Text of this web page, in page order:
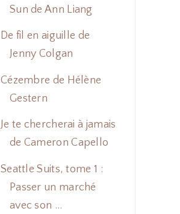
Sun de Ann Liang
De fil en aiguille de
Jenny Colgan
Cézembre de Hélène
Gestern
Je te chercherai à jamais
de Cameron Capello
Seattle Suits, tome 1 :
Passer un marché
avec son ...